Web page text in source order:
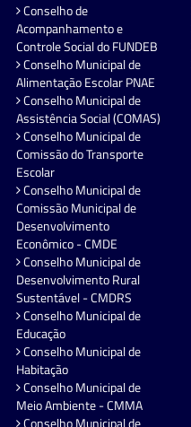
Conselho de
Acompanhamento e
Controle Social do FUNDEB
Conselho Municipal de
Alimentação Escolar PNAE
Conselho Municipal de
Assistência Social (COMAS)
Conselho Municipal de
Comissão do Transporte
Escolar
Conselho Municipal de
Comissão Municipal de
Desenvolvimento
Econômico - CMDE
Conselho Municipal de
Desenvolvimento Rural
Sustentável - CMDRS
Conselho Municipal de
Educação
Conselho Municipal de
Habitação
Conselho Municipal de
Meio Ambiente - CMMA
Conselho Municipal de